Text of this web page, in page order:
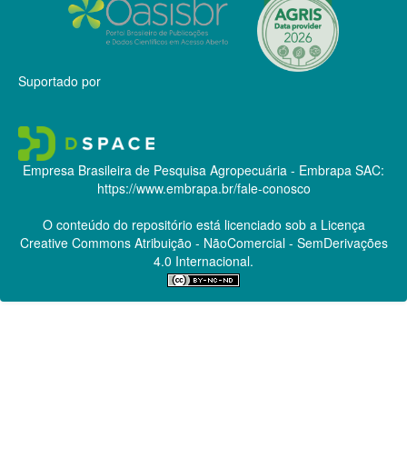
Suportado por
Empresa Brasileira de Pesquisa Agropecuária - Embrapa SAC:
https://www.embrapa.br/fale-conosco
O conteúdo do repositório está licenciado sob a Licença
Creative CommonsAtribuição - NãoComercial - SemDerivações
4.0 Internacional.